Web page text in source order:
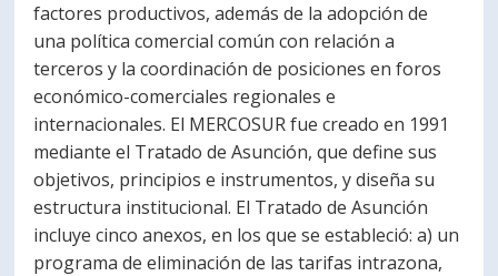
factores productivos, además de la adopción de
una política comercial común con relación a
terceros y la coordinación de posiciones en foros
económico-comerciales regionales e
internacionales. El MERCOSUR fue creado en 1991
mediante el Tratado de Asunción, que define sus
objetivos, principios e instrumentos, y diseña su
estructura institucional. El Tratado de Asunción
incluye cinco anexos, en los que se estableció: a) un
programa de eliminación de las tarifas intrazona,